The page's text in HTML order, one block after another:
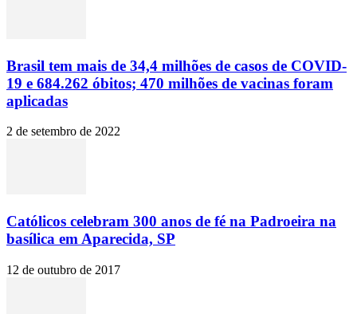
Brasil tem mais de 34,4 milhões de casos de COVID-
19 e 684.262 óbitos; 470 milhões de vacinas foram
aplicadas
2 de setembro de 2022
Católicos celebram 300 anos de fé na Padroeira na
basílica em Aparecida, SP
12 de outubro de 2017